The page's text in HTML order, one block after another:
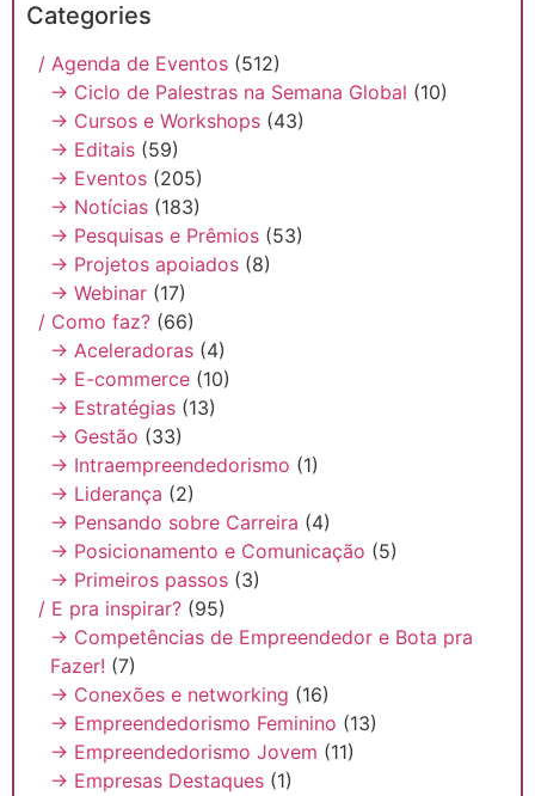
Categories
/ Agenda de Eventos (512)
→ Ciclo de Palestras na Semana Global (10)
→ Cursos e Workshops (43)
→ Editais (59)
→ Eventos (205)
→ Notícias (183)
→ Pesquisas e Prêmios (53)
→ Projetos apoiados (8)
→ Webinar (17)
/ Como faz? (66)
→ Aceleradoras (4)
→ E-commerce (10)
→ Estratégias (13)
→ Gestão (33)
→ Intraempreendedorismo (1)
→ Liderança (2)
→ Pensando sobre Carreira (4)
→ Posicionamento e Comunicação (5)
→ Primeiros passos (3)
/ E pra inspirar? (95)
→ Competências de Empreendedor e Bota pra
Fazer! (7)
→ Conexões e networking (16)
→ Empreendedorismo Feminino (13)
→ Empreendedorismo Jovem (11)
→ Empresas Destaques (1)